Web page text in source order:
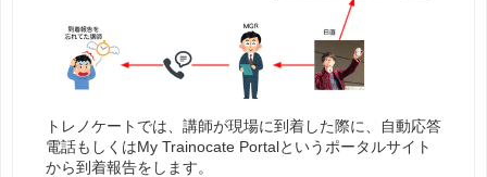
トレノケートでは、講師が現場に到着した際に、自動応答
電話もしくはMy Trainocate Portalというポータルサイト
から到着報告をします。